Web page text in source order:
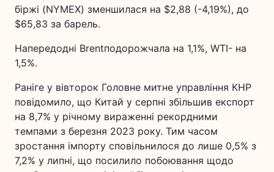
біржі (NYMEX) зменшилася на $2,88 (-4,19%), до
$65,83 за барель.
Напередодні Brentподорожчала на 1,1%, WTI- на
1,5%.
Раніге у вівторок Головне митне управління КНР
повідомило, що Китай у серпні збільшив експорт
на 8,7% у річному вираженні рекордними
темпами з березня 2023 року. Тим часом
зростання імпорту сповільнилося до лише 0,5% з
7,2% у липні, що посилило побоювання щодо